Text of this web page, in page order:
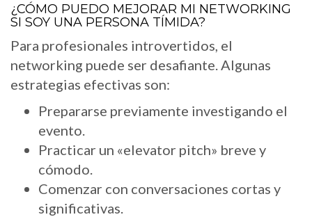
¿CÓMO PUEDO MEJORAR MI NETWORKING
SI SOY UNA PERSONA TÍMIDA?
Para profesionales introvertidos, el
networking puede ser desafiante. Algunas
estrategias efectivas son:
Prepararse previamente investigando el
evento.
Practicar un «elevator pitch» breve y
cómodo.
Comenzar con conversaciones cortas y
significativas.